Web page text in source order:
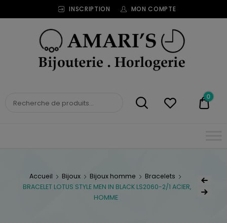
INSCRIPTION MON COMPTE
BIJOUTERIE
0
Accueil Bijoux Bijoux homme
Bracelets
BRACELET LOTUS STYLE MEN IN BLACK LS2060-2/1 ACIER,
HOMME